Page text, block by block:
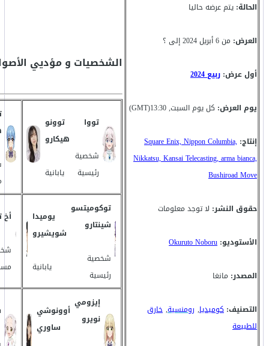
الحالة: يتم عرضه حاليا
العرض: من 6 أبريل 2024 إلى ؟
أول عرض: ربيع 2024
يوم العرض: كل يوم السبت, 13:30(GMT)
إنتاج: Square Enix, Nippon Columbia,
Nikkatsu, Kansai Telecasting, arma bianca,
Bushiroad Move
حقوق النشر: لا توجد معلومات
الأستوديو: Okuruto Noboru
المصدر: مانغا
التصنيف: كوميديا, رومنسية, خارق
للطبيعة
الشخصيات و مؤديي
تووا
شخصية
رئيسية
توونو
هيكارو
يابانية
توكوميتسو
شينتارو
شخصية
رئيسية
يوميدا
شويشيرو
يابانية
أخ
إيزومي
نويرو
أوونوشي
ساوري